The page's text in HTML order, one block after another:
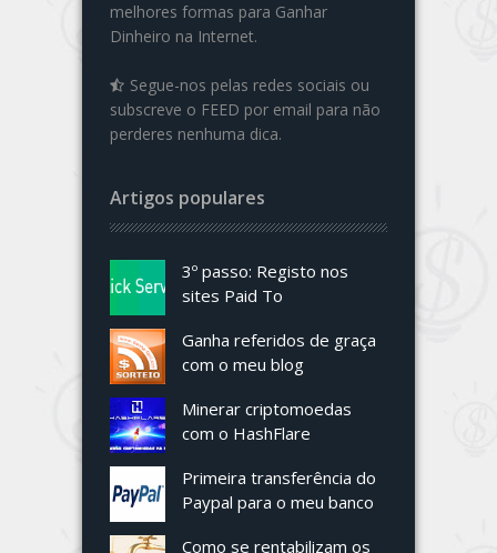
melhores formas para Ganhar
Dinheiro na Internet.
Segue-nos pelas redes sociais ou
subscreve o FEED por email para não
perderes nenhuma dica.
Artigos populares
3º passo: Registo nos
sites Paid To
Ganha referidos de graça
com o meu blog
Minerar criptomoedas
com o HashFlare
Primeira transferência do
Paypal para o meu banco
Como se rentabilizam os